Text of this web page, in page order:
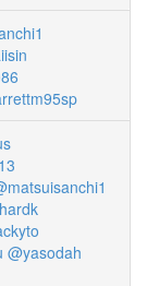
@yasodah